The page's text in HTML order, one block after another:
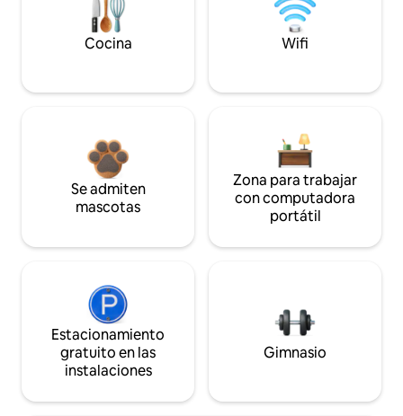
Cocina Wifi
Se admiten
mascotas
Zona para trabajar
con computadora
portátil
Estacionamiento
gratuito en las
instalaciones
Gimnasio